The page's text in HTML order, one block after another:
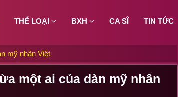
THỂ LOẠI BXH CA SĨ TIN TỨC
mỹ nhân Việt
một ai của dàn mỹ nhân